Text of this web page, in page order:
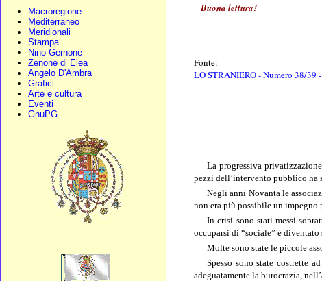
Macroregione
Mediterraneo
Meridionali
Stampa
Nino Gernone
Zenone di Elea
Angelo D'Ambra
Grafici
Arte e cultura
Eventi
GnuPG
Buona lettura!
Fonte:
LO STRANIERO - Numero 38/39
La progressiva
pezzi dell’intervento pubblico ha
Negli anni Novanta le
non era più possibile un impegno
In crisi sono stati messi
occuparsi di “sociale” è
Molte sono state le piccole
Spesso sono state costrette
adeguatamente la burocrazia,